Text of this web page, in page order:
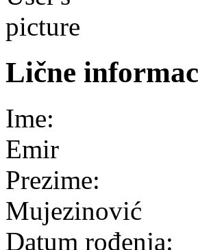
Lične
Ime:
Emir
Prezime:
Mujezinović
Datum rođenja: